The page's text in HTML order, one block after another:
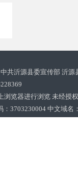
共沂源县委宣传部 沂
览器进行浏览 未经授
：3703230004 中文域名